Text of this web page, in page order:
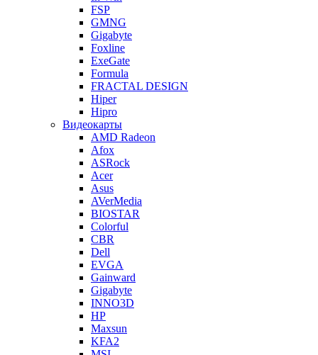
FSP
GMNG
Gigabyte
Foxline
ExeGate
Formula
FRACTAL DESIGN
Hiper
Hipro
Видеокарты
AMD Radeon
Afox
ASRock
Acer
Asus
AVerMedia
BIOSTAR
Colorful
CBR
Dell
EVGA
Gainward
Gigabyte
INNO3D
HP
Maxsun
KFA2